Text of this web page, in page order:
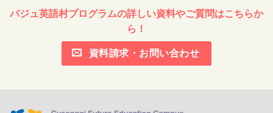
パジュ英語村プログラムの詳しい資料やご質問はこちらか
ら！
資料請求・お問い合わせ